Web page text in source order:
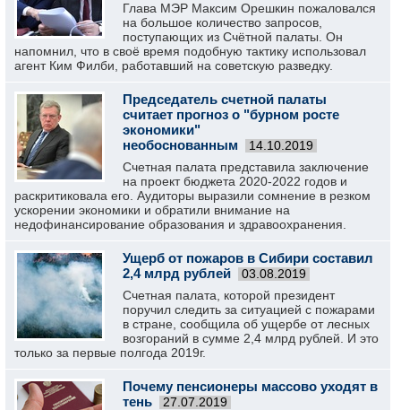
Глава МЭР Максим Орешкин пожаловался
на большое количество запросов,
поступающих из Счётной палаты. Он
напомнил, что в своё время подобную тактику использовал
агент Ким Филби, работавший на советскую разведку.
Председатель счетной палаты
считает прогноз о "бурном росте
экономики"
необоснованным
14.10.2019
Счетная палата представила заключение
на проект бюджета 2020-2022 годов и
раскритиковала его. Аудиторы выразили сомнение в резком
ускорении экономики и обратили внимание на
недофинансирование образования и здравоохранения.
Ущерб от пожаров в Сибири составил
2,4 млрд рублей
03.08.2019
Счетная палата, которой президент
поручил следить за ситуацией с пожарами
в стране, сообщила об ущербе от лесных
возгораний в сумме 2,4 млрд рублей. И это
только за первые полгода 2019г.
Почему пенсионеры массово уходят в
тень
27.07.2019